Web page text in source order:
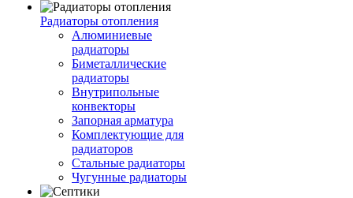
Радиаторы отопления
Алюминиевые
радиаторы
Биметаллические
радиаторы
Внутрипольные
конвекторы
Запорная арматура
Комплектующие для
радиаторов
Стальные радиаторы
Чугунные радиаторы